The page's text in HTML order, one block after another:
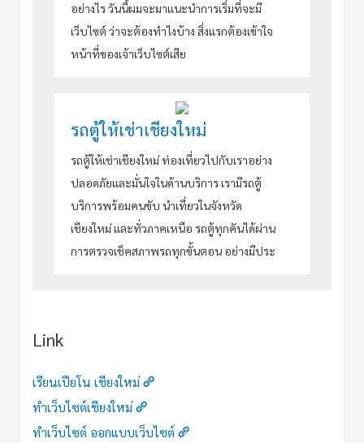
อย่างไร วันนี้ผมจะมาแนะนำการเริ่มที่จะมี
เว็บไซต์ ว่าจะต้องทำไงบ้าง สิ่งแรกต้องเข้าใจ
หน้าที่ของเจ้าเว็บไซต์เสีย
รถตู้ให้เช่าเชียงใหม่
รถตู้ให้เช่าเชียงใหม่ ท่องเที่ยวไปกับเราอย่าง
ปลอดภัยและมั่นใจในด้านบริการ เรามีรถตู้
บริการพร้อมคนขับ นำเที่ยวในจังหวัด
เชียงใหม่ และทั่วภาคเหนือ รถตู้ทุกคันได้ผ่าน
การตรวจเช็คสภาพรถทุกขั้นตอน อย่างมีประ
Link
เรียนเปียโน เชียงใหม่
ทำเว็บไซต์เชียงใหม่
ทำเว็บไซต์ ออกแบบเว็บไซต์